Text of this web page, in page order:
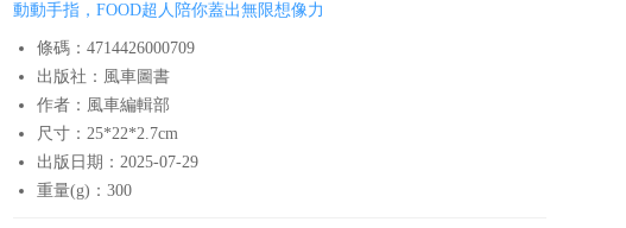
動動手指，FOOD超人陪你蓋出無限想像力
條碼：4714426000709
出版社：風車圖書
作者：風車編輯部
尺寸：25*22*2.7cm
出版日期：2025-07-29
重量(g)：300